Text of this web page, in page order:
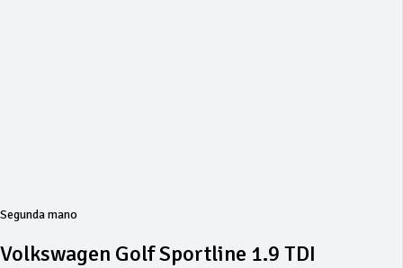
Segunda mano
Volkswagen Golf Sportline 1.9 TDI